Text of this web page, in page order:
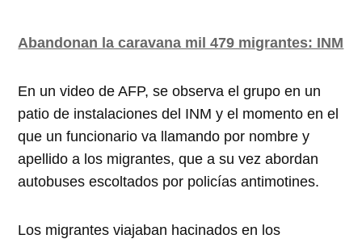
Abandonan la caravana mil 479 migrantes: INM
En un video de AFP, se observa el grupo en un
patio de instalaciones del INM y el momento en el
que un funcionario va llamando por nombre y
apellido a los migrantes, que a su vez abordan
autobuses escoltados por policías antimotines.
Los migrantes viajaban hacinados en los